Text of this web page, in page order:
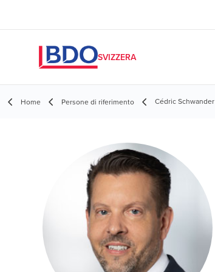
SVIZZERA
Home Persone di riferimento Cédric Schwander